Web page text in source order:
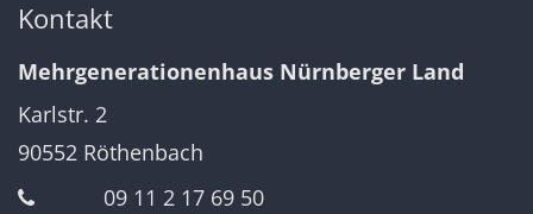
Kontakt
Mehrgenerationenhaus Nürnberger Land
Karlstr. 2
90552 Röthenbach
09 11 2 17 69 50